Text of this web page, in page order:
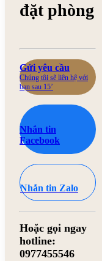
đặt phòng
Gửi yêu cầu
Chúng tôi sẽ liên hệ với
bạn sau 15’
Nhắn tin
Facebook
Nhắn tin Zalo
Hoặc gọi ngay
hotline:
0977455546